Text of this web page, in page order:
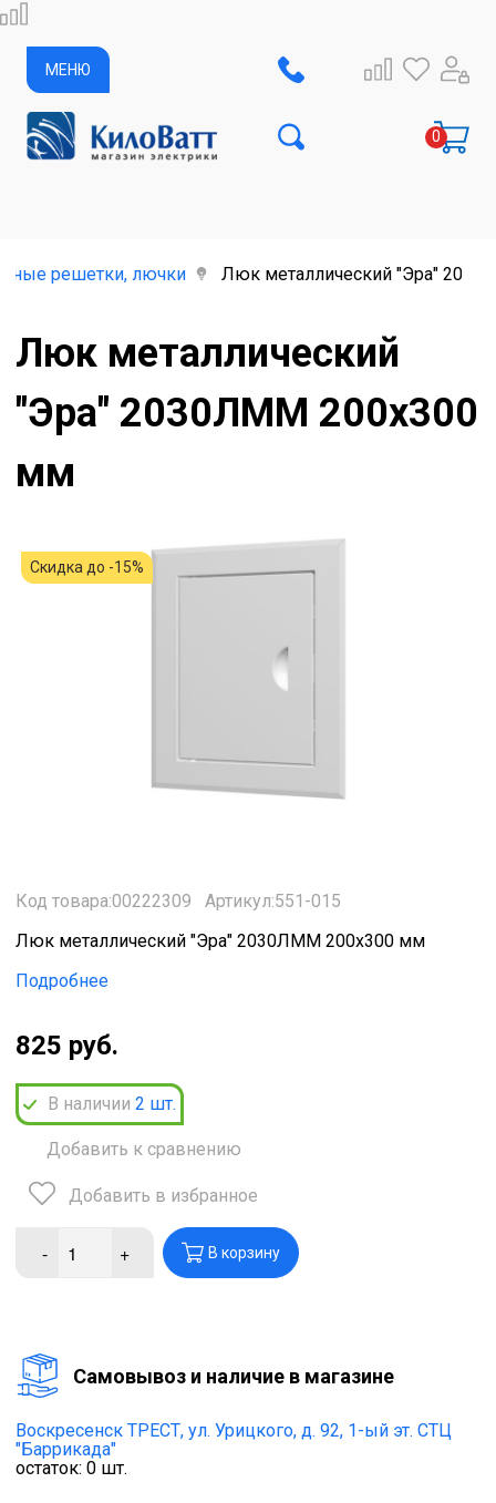
МЕНЮ
решетки, лючки Люк металлический "Эра"
Люк металлический
"Эра" 2030ЛММ 200х300
мм
Скидка до -15%
Код товара:00222309
Артикул:551-015
Люк металлический "Эра" 2030ЛММ 200х300 мм
Подробнее
825 руб.
В наличии 2 шт.
Добавить к сравнению
Добавить в избранное
- + В корзину
Cамовывоз и наличие в магазине
Воскресенск ТРЕСТ, ул. Урицкого, д. 92, 1-ый эт. СТЦ
"Баррикада"
остаток: 0 шт.